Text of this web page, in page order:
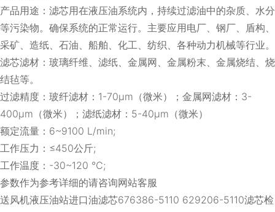
产品用途：滤芯用在液压油系统内，持续过滤油中的杂质、水分
等污染物。确保系统的正常运行。主要应用电厂、钢厂、盾构、
采矿、造纸、石油、船舶、化工、纺织、各种动力机械等行业。
滤芯滤材：玻璃纤维、滤纸、金属网、金属粉末、金属烧结、烧
结毡等。
过滤精度：玻纤滤材：1-70μm（微米）；金属网滤材：3-
400μm（微米）；滤纸滤材：5-40μm（微米）
额定流量：6~9100 L/min;
工作压力：≤450公斤;
工作温度：-30~120 ℃;
参数作为参考详细的请咨询网站客服
送风机液压油站进口油滤芯676386-5110 629206-5110滤芯检